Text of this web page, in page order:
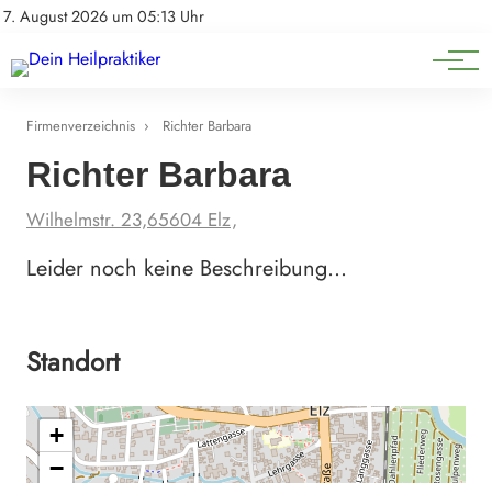
7. August 2026 um 05:13 Uhr
Impressum
Natürliche Medizin
Heilpflanzen & Kräuterkunde
Firmenverzeichnis › Richter Barbara
Richter Barbara
Wilhelmstr. 23,65604 Elz,
Leider noch keine Beschreibung…
Standort
+
−